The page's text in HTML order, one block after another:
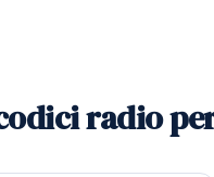
radio